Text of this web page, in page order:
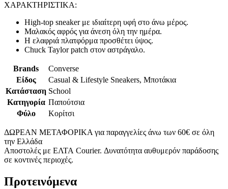
ΧΑΡΑΚΤΗΡΙΣΤΙΚΑ:
High-top sneaker με ιδιαίτερη υφή στο άνω μέρος.
Μαλακός αφρός για άνεση όλη την ημέρα.
Η ελαφριά πλατφόρμα προσθέτει ύψος.
Chuck Taylor patch στον αστράγαλο.
Brands
Converse
Είδος
Casual & Lifestyle Sneakers, Μποτάκια
Κατάσταση School
Κατηγορία Παπούτσια
Φύλο
Κορίτσι
ΔΩΡΕΑΝ ΜΕΤΑΦΟΡΙΚΑ για παραγγελίες άνω των 60€ σε όλη
την Ελλάδα
Αποστολές με ΕΛΤΑ Courier. Δυνατότητα αυθυμερόν παράδοσης
σε κοντινές περιοχές.
Προτεινόμενα